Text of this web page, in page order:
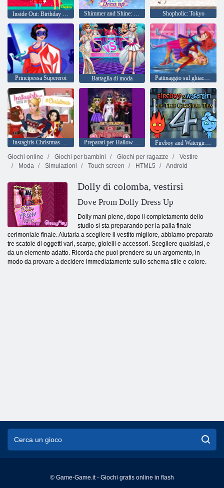
Inside Out: Birthday Party Shimmer and Shine: Dress up Shopholic: Tokyo
Principessa Supereroi Battaglia di moda Pattinaggio sul ghiaccio invernale
Preparati per Halloween
Fireboy and Watergirl 4: Tempio di Cristallo
Giochi online
Giochi per bambini Giochi per ragazze
Vestire
Moda
Simulazioni Touch screen HTML5 Android
Dolly di colomba, vestirsi
Dove Prom Dolly Dress Up
Dolly mani piene, dopo il completamento dello
studio si sta preparando per la palla finale
cerimoniale finale. Aiutarla a scegliere il vestito migliore, abbiamo preparato
tre scatole di oggetti vari, scarpe, gioielli e accessori. Scegliere qualsiasi, e
da un elemento adatto. Ricorda che puoi prendere su un argomento, in
modo da provare a decidere immediatamente sullo schema stile e colore.
© Game-Game.it - Giochi gratis online in flash